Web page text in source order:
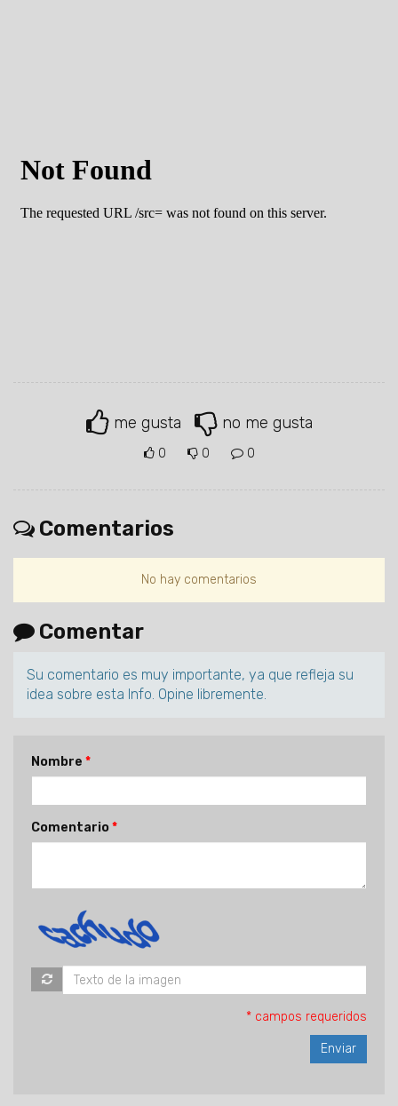
me gusta no me gusta
0 0 0
Comentarios
No hay comentarios
Comentar
Su comentario es muy importante, ya que refleja su
idea sobre esta Info. Opine libremente.
Nombre
Comentario
* campos requeridos